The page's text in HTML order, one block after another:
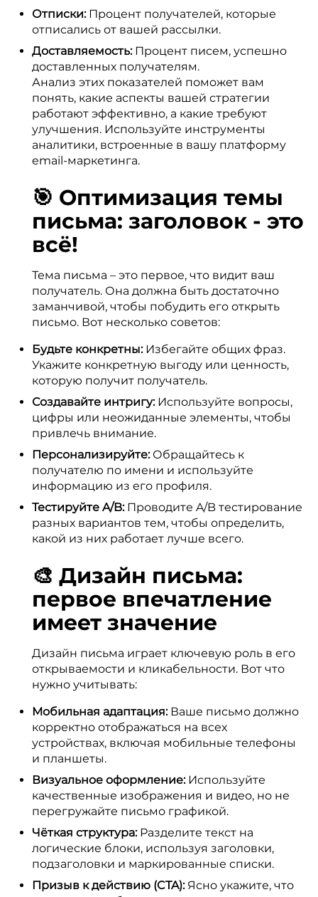
Отписки:Процент получателей, которые
отписались от вашей рассылки.
Доставляемость:Процент писем, успешно
доставленных получателям.
Анализ этих показателей поможет вам
понять, какие аспекты вашей стратегии
работают эффективно, а какие требуют
улучшения. Используйте инструменты
аналитики, встроенные в вашу платформу
email-маркетинга.
🎯 Оптимизация темы
письма: заголовок - это
всё!
Тема письма – это первое, что видит ваш
получатель. Она должна быть достаточно
заманчивой, чтобы побудить его открыть
письмо. Вот несколько советов:
Будьте конкретны:Избегайте общих фраз.
Укажите конкретную выгоду или ценность,
которую получит получатель.
Создавайте интригу:Используйте вопросы,
цифры или неожиданные элементы, чтобы
привлечь внимание.
Персонализируйте:Обращайтесь к
получателю по имени и используйте
информацию из его профиля.
Тестируйте A/B:Проводите A/B тестирование
разных вариантов тем, чтобы определить,
какой из них работает лучше всего.
🎨 Дизайн письма:
первое впечатление
имеет значение
Дизайн письма играет ключевую роль в его
открываемости и кликабельности. Вот что
нужно учитывать:
Мобильная адаптация:Ваше письмо должно
корректно отображаться на всех
устройствах, включая мобильные телефоны
и планшеты.
Визуальное оформление:Используйте
качественные изображения и видео, но не
перегружайте письмо графикой.
Чёткая структура:Разделите текст на
логические блоки, используя заголовки,
подзаголовки и маркированные списки.
Призыв к действию (CTA):Ясно укажите, что